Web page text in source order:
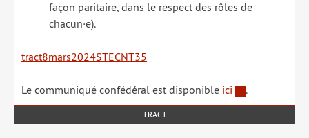
façon pari­taire, dans le res­pect des rôles de
chacun·e).
tract8mars2024STECNT35
Le com­mu­ni­qué confé­dé­ral est dis­po­nible ici .
TRACT